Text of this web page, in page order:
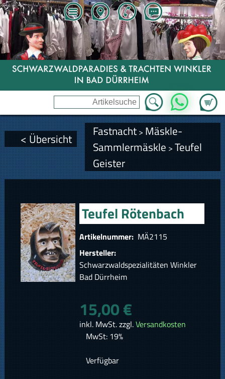
Zum
WhatsApp
< Übersicht Fastnacht> Mäskle-
Sammlermäskle > Teufel
Geister
Teufel Rötenbach
Artikelnummer: MÄ2115
Hersteller:
Schwarzwaldspezialitäten Winkler
Bad Dürrheim
15,00 €
inkl. MwSt. zzgl.Versandkosten
MwSt: 19%
Verfügbar